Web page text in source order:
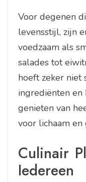
Voor degenen
levensstijl, zijn
voedzaam als
salades tot
hoeft zeker niet
ingrediënten en
genieten van
voor lichaam en
Culinair
Iedereen